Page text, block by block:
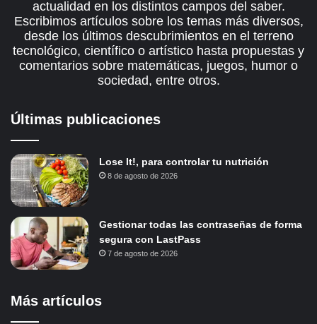
actualidad en los distintos campos del saber.
Escribimos artículos sobre los temas más diversos,
desde los últimos descubrimientos en el terreno
tecnológico, científico o artístico hasta propuestas y
comentarios sobre matemáticas, juegos, humor o
sociedad, entre otros.
Últimas publicaciones
Lose It!, para controlar tu nutrición
8 de agosto de 2026
Gestionar todas las contraseñas de forma
segura con LastPass
7 de agosto de 2026
Más artículos